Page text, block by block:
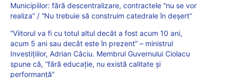
Municipiilor: fără descentralizare, contractele “nu se vor
realiza” / “Nu trebuie să construim catedrale în deșert”
“Viitorul va fi cu totul altul decât a fost acum 10 ani,
acum 5 ani sau decât este în prezent” – ministrul
Investițiilor, Adrian Câciu. Membrul Guvernului Ciolacu
spune că, “fără educație, nu există calitate și
performanță”